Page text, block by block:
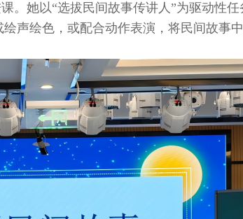
。她以“选拔民间故事传讲人”为驱动性
声绘色，或配合动作表演，将民间故事